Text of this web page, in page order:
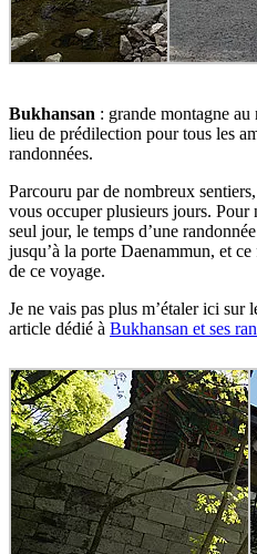
Bukhansan : grande montagne
lieu de prédilection pour tous les
randonnées.
Parcouru par de nombreux
vous occuper plusieurs jours. Pour
seul jour, le temps d’une
jusqu’à la porte Daenammun, et
de ce voyage.
Je ne vais pas plus m’étaler ici sur
article dédié à Bukhansan et ses